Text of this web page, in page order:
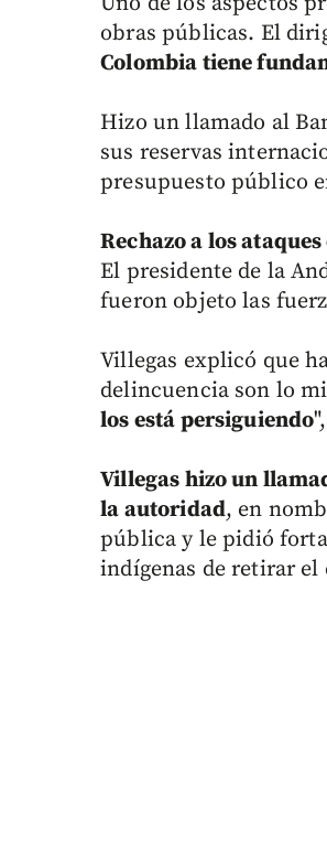
obras públicas. El
Colombia tiene
Hizo un llamado al
sus reservas
presupuesto público
Rechazo a los
El presidente de la
fueron objeto las
Villegas explicó que
delincuencia son lo
los está persiguiendo
Villegas hizo un
la autoridad, en
pública y le pidió
indígenas de retirar